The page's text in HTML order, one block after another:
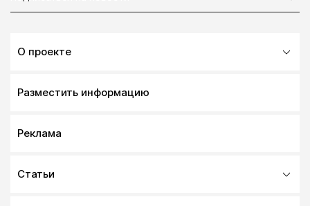
О проекте
Разместить информацию
Реклама
Статьи